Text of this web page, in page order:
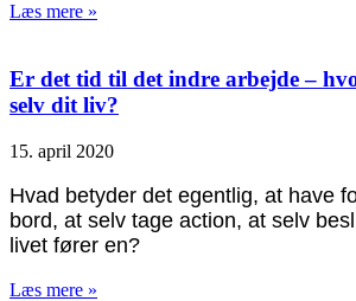
Læs mere »
Er det tid til det indre arbejde –
selv dit liv?
15. april 2020
Hvad betyder det egentlig, at have
bord, at selv tage action, at selv
livet fører en?
Læs mere »